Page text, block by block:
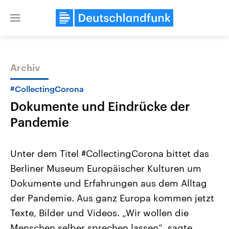
Close
Themen
Landtagswahl Sachsen-Anhalt
2026
Alle Informationen
Sachsen-Anhalt wählt am 6.
September 2026 einen neuen
Landtag. Seit 2021 wird das
Bundesland von einer Koalition aus
Aktuelle Beiträge,
Hintergründe
Wirtschaftlich und
gehören die Vereinigten
den mächtigsten Ländern
mit großem Einfluss auf
Archiv
#CollectingCorona
Dokumente und Eindrücke der
Pandemie
Unter dem Titel #CollectingCorona bittet das
Berliner Museum Europäischer Kulturen um
Dokumente und Erfahrungen aus dem Alltag
der Pandemie. Aus ganz Europa kommen jetzt
Texte, Bilder und Videos. „Wir wollen die